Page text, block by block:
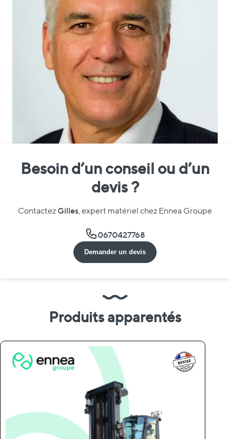
Besoin d’un conseil ou d’un
devis ?
Contactez Gilles, expert matériel chez Ennea Groupe
0670427768
Demander un devis
Produits apparentés